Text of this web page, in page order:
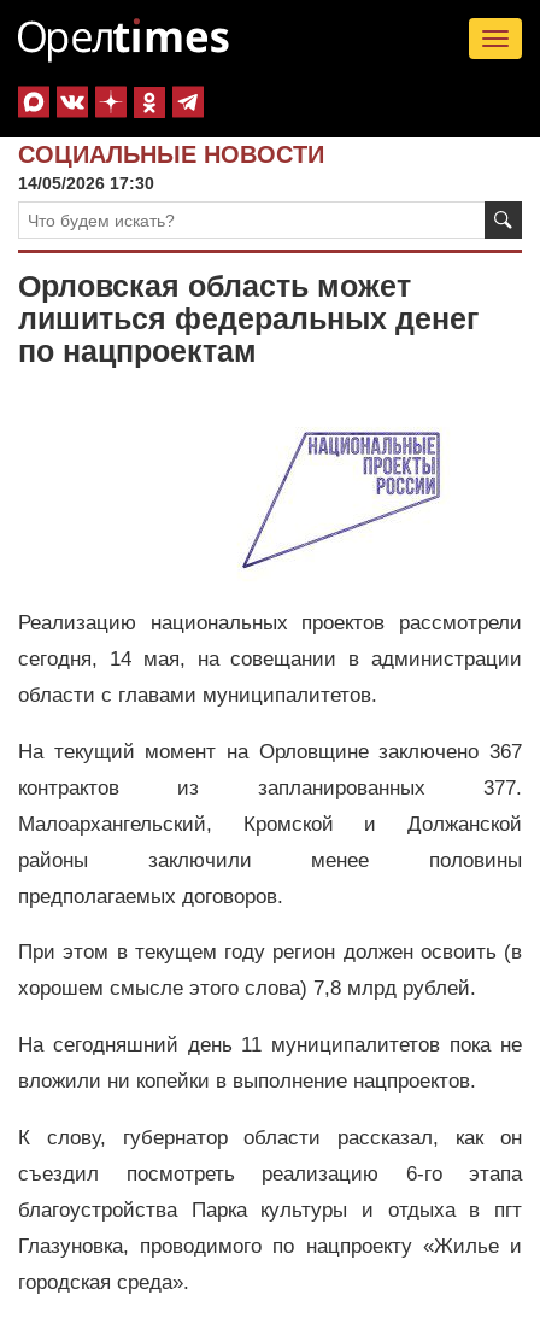
СОЦИАЛЬНЫЕ НОВОСТИ
14/05/2026 17:30
Орловская область может
лишиться федеральных денег
по нацпроектам
Реализацию национальных проектов рассмотрели
сегодня, 14 мая, на совещании в администрации
области с главами муниципалитетов.
На текущий момент на Орловщине заключено 367
контрактов из запланированных 377.
Малоархангельский, Кромской и Должанской
районы заключили менее половины
предполагаемых договоров.
При этом в текущем году регион должен освоить (в
хорошем смысле этого слова) 7,8 млрд рублей.
На сегодняшний день 11 муниципалитетов пока не
вложили ни копейки в выполнение нацпроектов.
К слову, губернатор области рассказал, как он
съездил посмотреть реализацию 6-го этапа
благоустройства Парка культуры и отдыха в пгт
Глазуновка, проводимого по нацпроекту «Жилье и
городская среда».